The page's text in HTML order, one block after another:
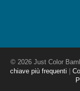
© 2026 Just Color
chiave più frequenti